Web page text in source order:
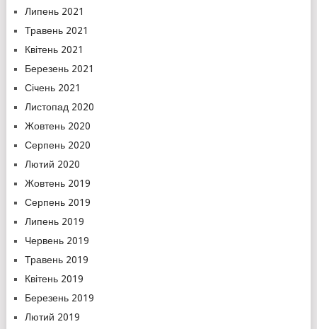
Липень 2021
Травень 2021
Квітень 2021
Березень 2021
Січень 2021
Листопад 2020
Жовтень 2020
Серпень 2020
Лютий 2020
Жовтень 2019
Серпень 2019
Липень 2019
Червень 2019
Травень 2019
Квітень 2019
Березень 2019
Лютий 2019